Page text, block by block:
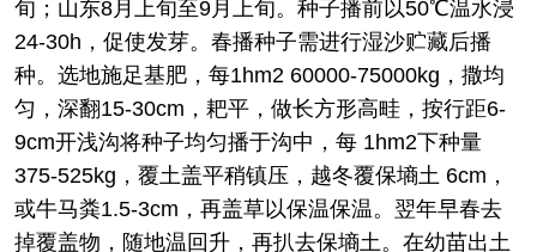
旬；山东8月上旬至9月上旬。种子播前以50℃温水浸
24-30h，促使发芽。春播种子需进行湿沙贮藏后播
种。选地施足基肥，每1hm2 60000-75000kg，撒均
匀，深翻15-30cm，耙平，做长方形高畦，按行距6-
9cm开浅沟将种子均匀播于沟中，每 1hm2下种量
375-525kg，覆土盖平稍镇压，越冬覆保墒土 6cm，
或牛马粪1.5-3cm，再盖草以保温保温。翌年早春去
掉覆盖物，随地温回升，再扒去保墒土。在幼苗出土